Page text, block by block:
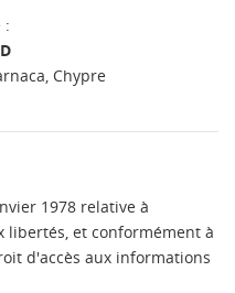
:
Chypre
1978 relative à
libertés, et conformément à
d'accès aux informations